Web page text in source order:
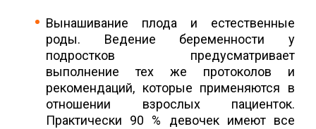
Вынашивание плода и естественные
роды. Ведение беременности у
подростков предусматривает
выполнение тех же протоколов и
рекомендаций, которые применяются в
отношении взрослых пациенток.
Практически 90 % девочек имеют все